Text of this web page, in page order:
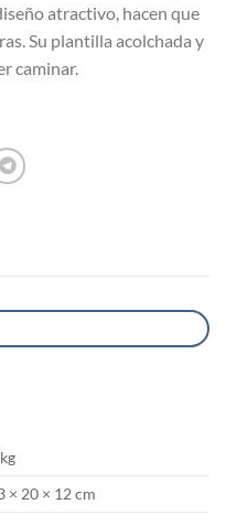
atractivo, hacen que
Su plantilla acolchada y
caminar.
× 20 × 12 cm